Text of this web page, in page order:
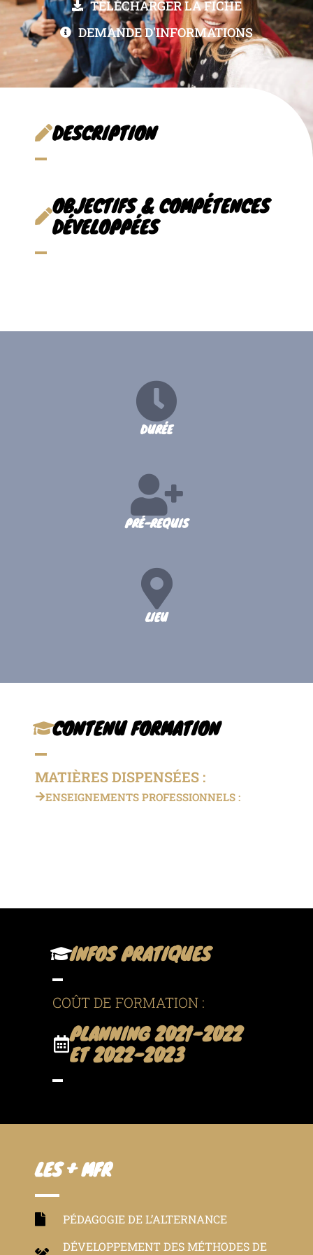
TÉLÉCHARGER LA FICHE
DEMANDE D'INFORMATIONS
DESCRIPTION
OBJECTIFS & COMPÉTENCES
DÉVELOPPÉES
DURÉE
PRÉ-REQUIS
LIEU
CONTENU FORMATION
MATIÈRES DISPENSÉES :
ENSEIGNEMENTS PROFESSIONNELS :
INFOS PRATIQUES
COÛT DE FORMATION :
PLANNING 2021-2022
ET 2022-2023
LES + MFR
PÉDAGOGIE DE L’ALTERNANCE
DÉVELOPPEMENT DES MÉTHODES DE